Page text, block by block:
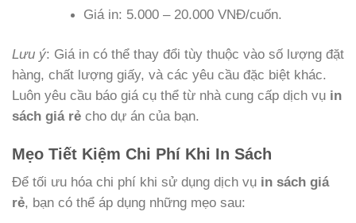
Giá in: 5.000 – 20.000 VNĐ/cuốn.
Lưu ý: Giá in có thể thay đổi tùy thuộc vào số lượng đặt
hàng, chất lượng giấy, và các yêu cầu đặc biệt khác.
Luôn yêu cầu báo giá cụ thể từ nhà cung cấp dịch vụ in
sách giá rẻ cho dự án của bạn.
Mẹo Tiết Kiệm Chi Phí Khi In Sách
Để tối ưu hóa chi phí khi sử dụng dịch vụ in sách giá
rẻ, bạn có thể áp dụng những mẹo sau: